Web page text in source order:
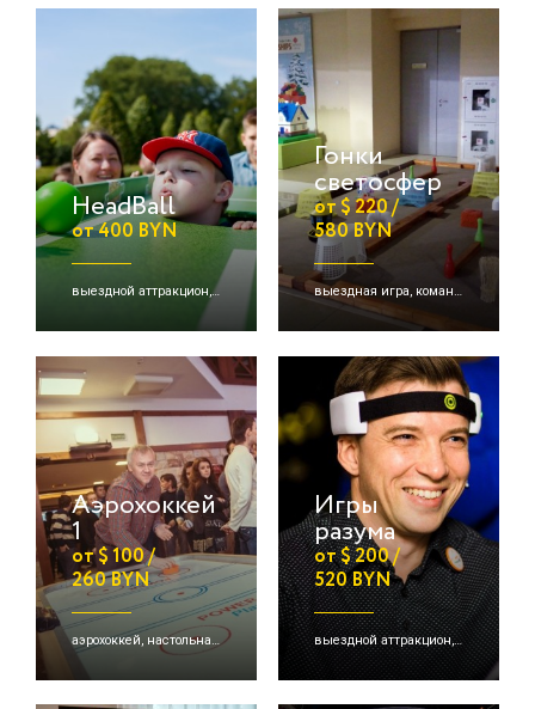
HeadBall
от 400 BYN
выездной аттракцион, выездная игра, командная игра и др.
Гонки
светосфер
от $ 220 /
580 BYN
выездная игра, командная игра
Аэрохоккей
1
от $ 100 /
260 BYN
Игры
разума
от $ 200 /
520 BYN
выездной аттракцион, детские активации